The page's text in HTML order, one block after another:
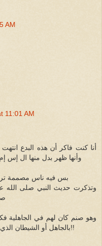
AM
11:01 AM
أنا كنت فاكر أن هذه البدع
وأنها ظهر بدل منها ال إس
بس فيه ناس مصممة
وتذكرت حديث النبي صلى الله
وهو صنم كان لهم في
بالجاهل أو الشيطان الذي يوسوس له أن يبتكر طرقاجديدة!!